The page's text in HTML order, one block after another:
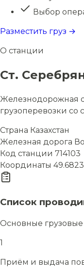
Выбор
Разместить груз →
О станции
Ст.
Железнодорожная
грузоперевозки со
Страна Казахстан
Железная дорога
Код станции 714103
Координаты
Список
Основные
1
Приём и выдача